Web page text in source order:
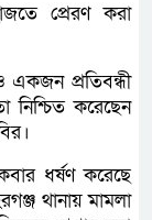
প্রেরণ করা
একজন প্রতিবন্ধী
নিশ্চিত করেছেন
ধর্ষণ করেছে
থানায় মামলা